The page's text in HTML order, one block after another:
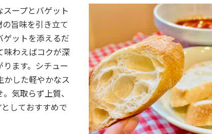
ープとバゲット
旨味を引き立て
ゲットを添えるだ
味わえばコクが深
ます。シチュー
かした軽やかなス
気取らず上質、
しておすすめで